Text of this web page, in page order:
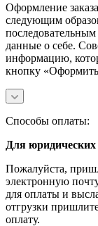
Оформление
следующим
данные о себе.
информацию,
кнопку «Оформить
Способы оплаты:
Для
Пожалуйста,
электронную
для оплаты и
отгрузки
оплату.